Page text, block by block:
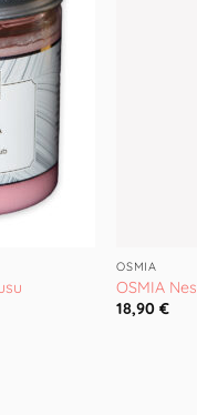
OSMIA
OSMIA
18,90€